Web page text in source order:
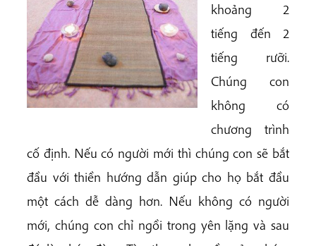
khoảng 2
tiếng đến 2
tiếng rưỡi.
Chúng con
không có
chương trình
cố định. Nếu có người mới thì chúng con sẽ bắt
đầu với thiền hướng dẫn giúp cho họ bắt đầu
một cách dễ dàng hơn. Nếu không có người
mới, chúng con chỉ ngồi trong yên lặng và sau